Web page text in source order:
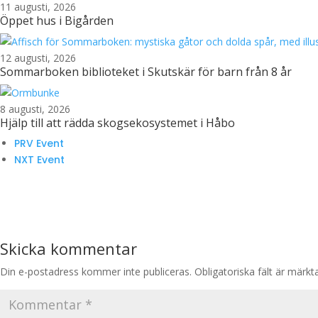
11 augusti, 2026
Öppet hus i Bigården
12 augusti, 2026
Sommarboken biblioteket i Skutskär för barn från 8 år
8 augusti, 2026
Hjälp till att rädda skogsekosystemet i Håbo
PRV Event
NXT Event
Skicka kommentar
Din e-postadress kommer inte publiceras. Obligatoriska fält är